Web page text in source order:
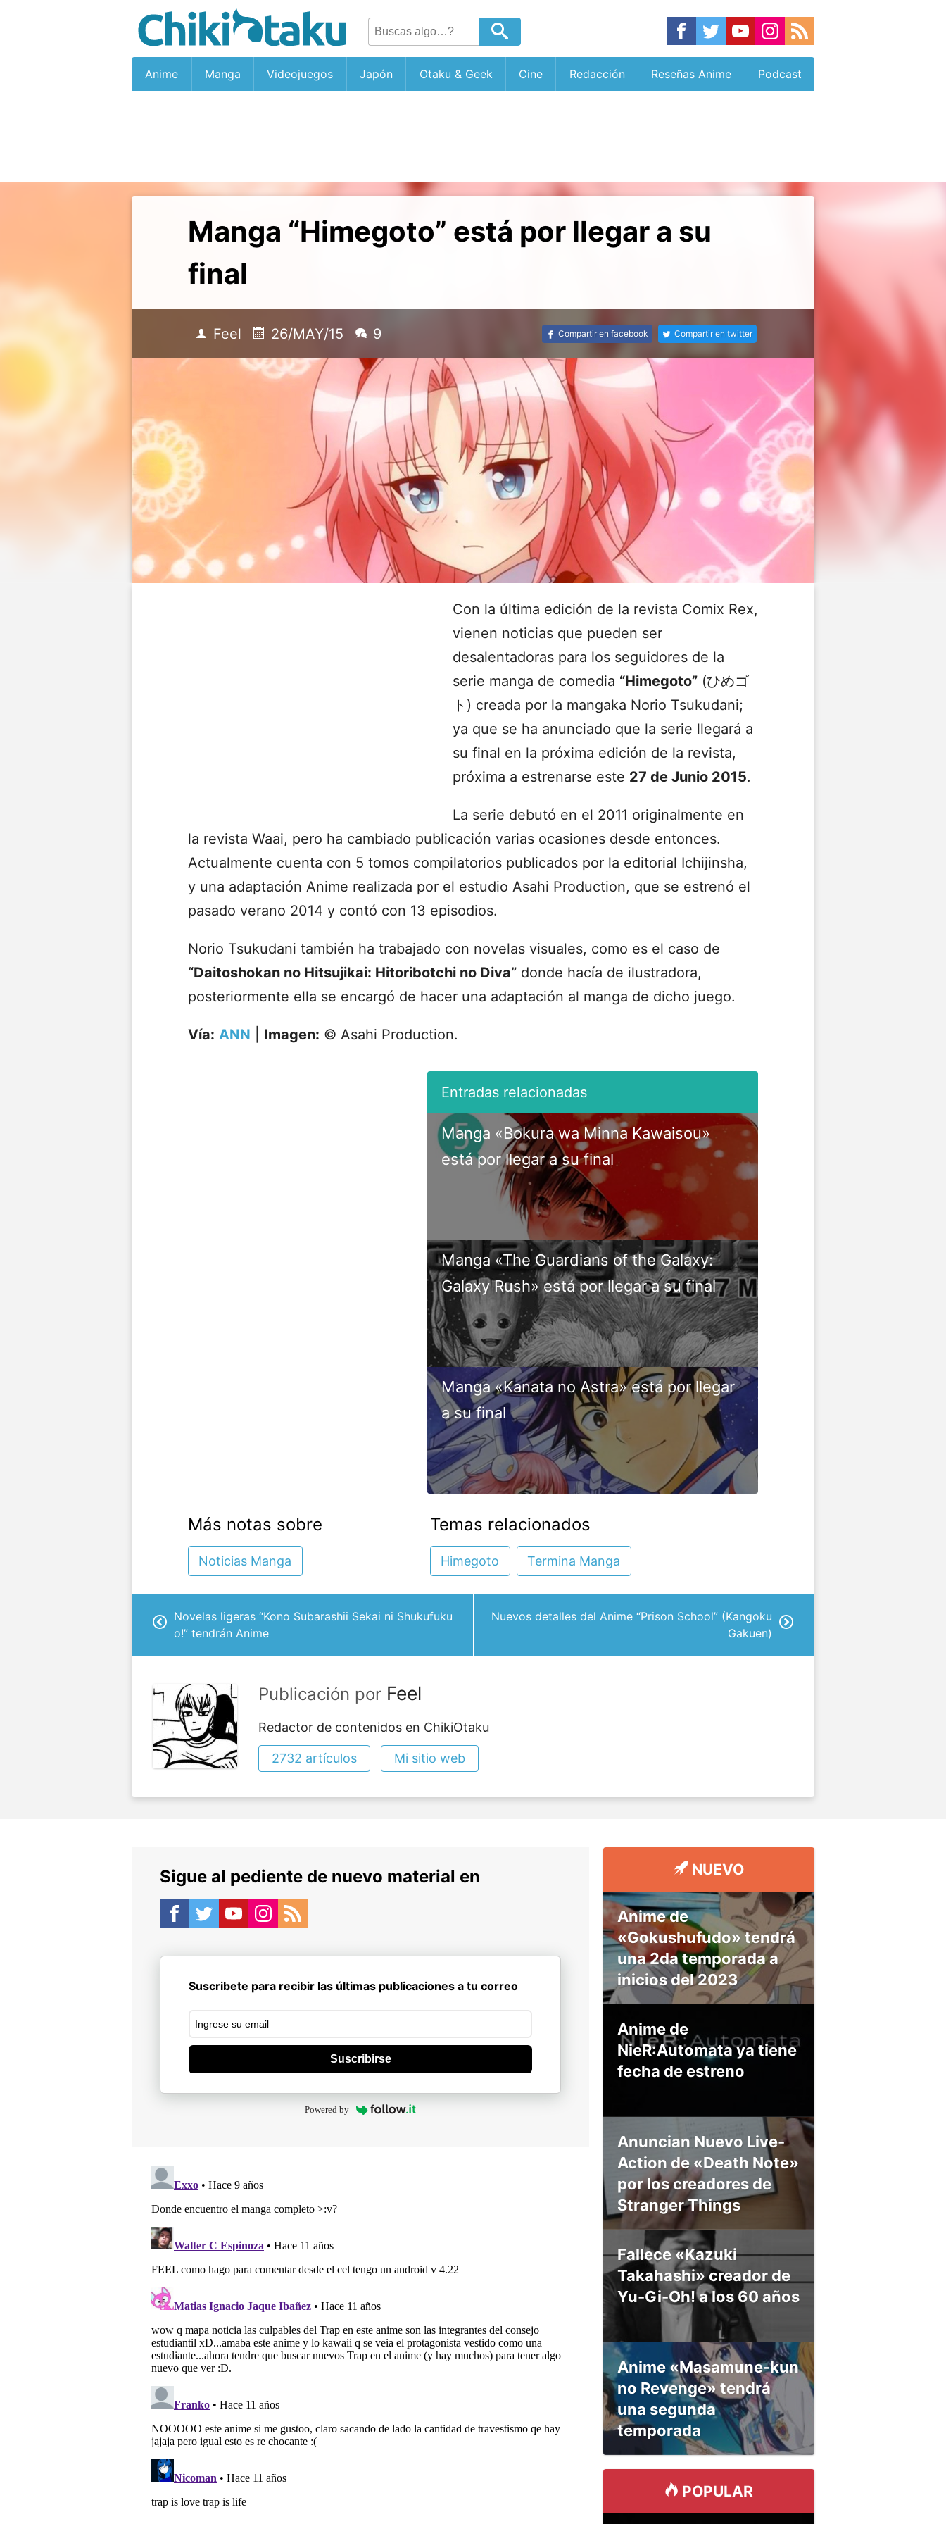
Anime Manga Videojuegos Japón Otaku & Geek Cine Redacción Reseñas Anime Podcast
Manga “Himegoto” está por llegar a su
final
Feel 26/MAY/15 9 Compartir en facebook Compartir en twitter
Con la última edición de la revista Comix Rex,
vienen noticias que pueden ser
desalentadoras para los seguidores de la
serie manga de comedia “Himegoto” (ひめゴ
ト ) creada por la mangaka Norio Tsukudani;
ya que se ha anunciado que la serie llegará a
su final en la próxima edición de la revista,
próxima a estrenarse este 27 de Junio 2015.
La serie debutó en el 2011 originalmente en
la revista Waai, pero ha cambiado publicación varias ocasiones desde entonces.
Actualmente cuenta con 5 tomos compilatorios publicados por la editorial Ichijinsha,
y una adaptación Anime realizada por el estudio Asahi Production, que se estrenó el
pasado verano 2014 y contó con 13 episodios.
Norio Tsukudani también ha trabajado con novelas visuales, como es el caso de
“Daitoshokan no Hitsujikai: Hitoribotchi no Diva” donde hacía de ilustradora,
posteriormente ella se encargó de hacer una adaptación al manga de dicho juego.
Vía: ANN Imagen: © Asahi Production.
Manga «Bokura wa Minna Kawaisou»
está por llegar a su final
Manga «The Guardians of the Galaxy:
Galaxy Rush» está por llegar a su final
Manga «Kanata no Astra» está por llegar
a su final
Más notas sobre
Noticias Manga
Temas relacionados
Himegoto Termina Manga
Novelas ligeras “Kono Subarashii Sekai ni Shukufuku
o!” tendrán Anime
Nuevos detalles del Anime “Prison School” (Kangoku
Gakuen)
Publicación por Feel
Redactor de contenidos en ChikiOtaku
2732 artículos Mi sitio web
Sigue al pediente de nuevo material en
Suscribete para recibir las últimas publicaciones a tu correo
Suscribirse
Powered by
NUEVO
Anime de
«Gokushufudo» tendrá
una 2da temporada a
inicios del 2023
Anime de
NieR:Automata ya tiene
fecha de estreno
Anuncian Nuevo Live-
Action de «Death Note»
por los creadores de
Stranger Things
Fallece «Kazuki
Takahashi» creador de
Yu-Gi-Oh! a los 60 años
Anime «Masamune-kun
no Revenge» tendrá
una segunda
temporada
POPULAR